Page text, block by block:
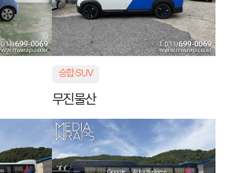
승합·SUV
무진물산